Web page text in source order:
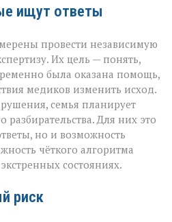
ищут ответы
провести независимую
Их цель — понять,
была оказана помощь,
медиков изменить исход.
семья планирует
разбирательства. Для них это
но и возможность
чёткого алгоритма
состояниях.
риск